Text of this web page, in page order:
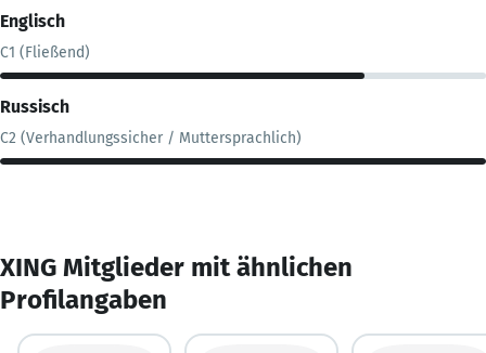
Englisch
C1 (Fließend)
Russisch
C2 (Verhandlungssicher / Muttersprachlich)
XING Mitglieder mit ähnlichen
Profilangaben